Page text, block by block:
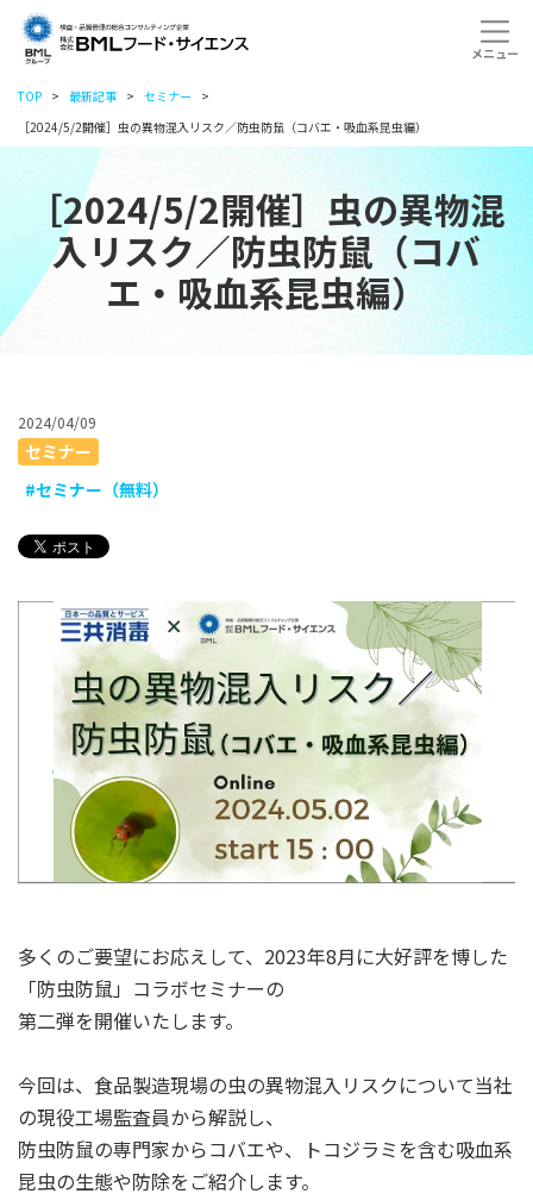
TOP 最新記事
セミナー
［2024/5/2開催］虫の異物混入リスク／防虫防鼠（コバエ・吸血系昆虫編）
［2024/5/2開催］虫の異物混
入リスク／防虫防鼠（コバ
エ・吸血系昆虫編）
2024/04/09
セミナー
#セミナー（無料）
多くのご要望にお応えして、2023年8月に大好評を博した
「防虫防鼠」コラボセミナーの
第二弾を開催いたします。
今回は、食品製造現場の虫の異物混入リスクについて当社
の現役工場監査員から解説し、
防虫防鼠の専門家からコバエや、トコジラミを含む吸血系
昆虫の生態や防除をご紹介します。